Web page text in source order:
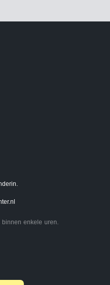
enkele uren.